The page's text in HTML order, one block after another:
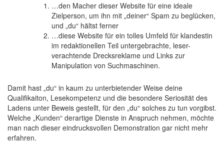
…den Macher dieser Website für eine ideale
Zielperson, um ihn mit „deiner“ Spam zu beglücken,
und „du“ hältst ferner
…diese Website für ein tolles Umfeld für klandestin
im redaktionellen Teil untergebrachte, leser-
verachtende Drecksreklame und Links zur
Manipulation von Suchmaschinen.
Damit hast „du“ in kaum zu unterbietender Weise deine
Qualifikaiton, Lesekompetenz und die besondere Seriosität des
Ladens unter Beweis gestellt, für den „du“ solches zu tun vorgibst.
Welche „Kunden“ derartige Dienste in Anspruch nehmen, möchte
man nach dieser eindrucksvollen Demonstration gar nicht mehr
erfahren.